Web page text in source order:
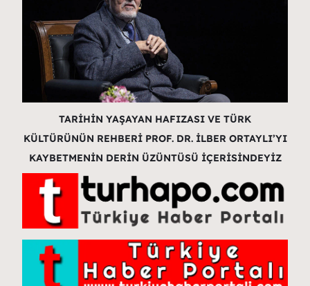
TARİHİN YAŞAYAN HAFIZASI VE TÜRK
KÜLTÜRÜNÜN REHBERİ PROF. DR. İLBER ORTAYLI’YI
KAYBETMENİN DERİN ÜZÜNTÜSÜ İÇERİSİNDEYİZ